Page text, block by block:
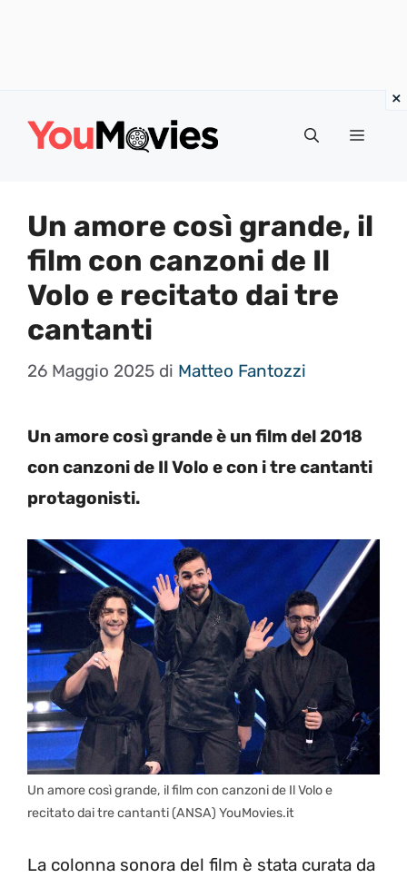
Menu
Un amore così grande, il
film con canzoni de Il
Volo e recitato dai tre
cantanti
26 Maggio 2025 di Matteo Fantozzi
Un amore così grande è un film del 2018
con canzoni de Il Volo e con i tre cantanti
protagonisti.
Un amore così grande, il film con canzoni de Il Volo e
recitato dai tre cantanti (ANSA) YouMovies.it
La colonna sonora del film è stata curata da